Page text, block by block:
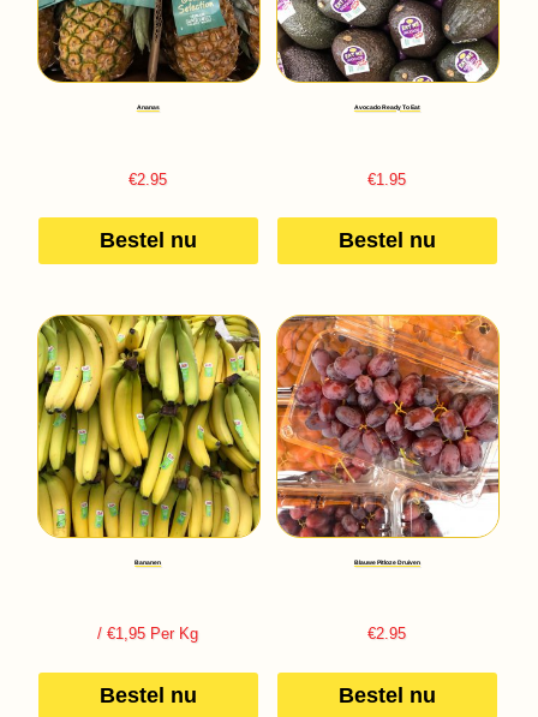
Ananas
€2.95
Bestel nu
Avocado Ready To Eat
€1.95
Bestel nu
Bananen
/ €1,95 Per Kg
Bestel nu
Blauwe Pitloze Druiven
€2.95
Bestel nu